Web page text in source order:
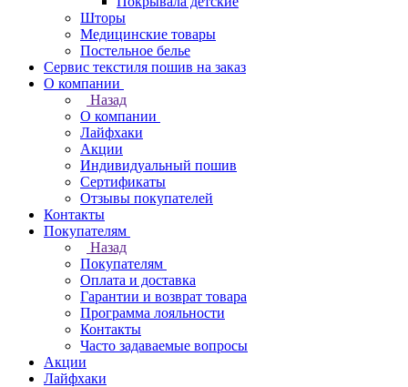
Шторы
Медицинские товары
Постельное белье
Сервис текстиля пошив на заказ
О компании
Назад
О компании
Лайфхаки
Акции
Индивидуальный пошив
Сертификаты
Отзывы покупателей
Контакты
Покупателям
Назад
Покупателям
Оплата и доставка
Гарантии и возврат товара
Программа лояльности
Контакты
Часто задаваемые вопросы
Акции
Лайфхаки